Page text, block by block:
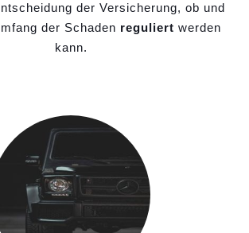
der Versicherung, ob und
der Schaden reguliert werden
kann.